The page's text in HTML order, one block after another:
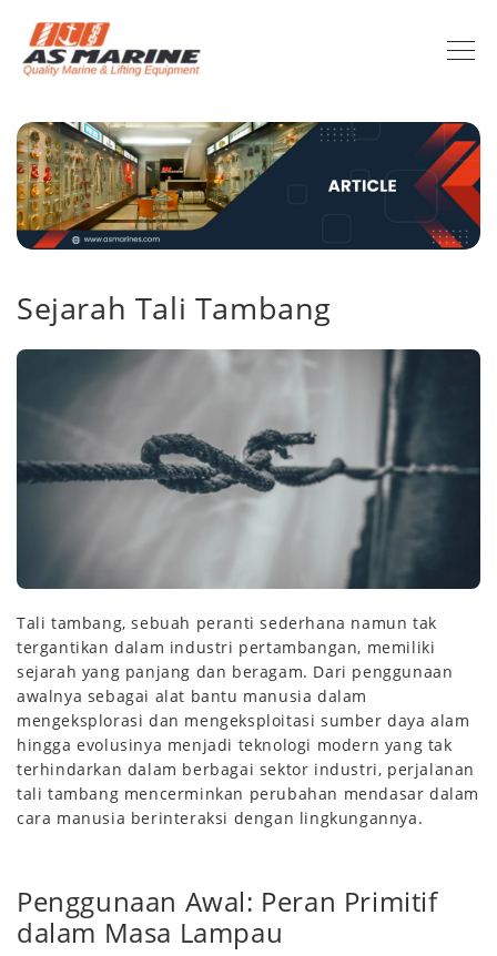
Sejarah Tali Tambang
Tali tambang, sebuah peranti sederhana namun tak
tergantikan dalam industri pertambangan, memiliki
sejarah yang panjang dan beragam. Dari penggunaan
awalnya sebagai alat bantu manusia dalam
mengeksplorasi dan mengeksploitasi sumber daya alam
hingga evolusinya menjadi teknologi modern yang tak
terhindarkan dalam berbagai sektor industri, perjalanan
tali tambang mencerminkan perubahan mendasar dalam
cara manusia berinteraksi dengan lingkungannya.
Penggunaan Awal: Peran Primitif
dalam Masa Lampau